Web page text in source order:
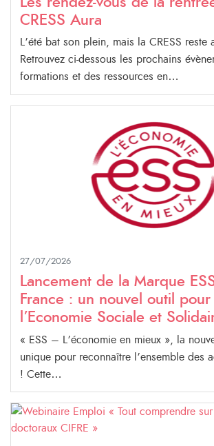
CRESS Aura
L’été bat son plein, mais la CRESS reste
Retrouvez ci-dessous les prochains
formations et des ressources en…
27/07/2026
Lancement de la Marque
France : un nouvel outil
l’Economie Sociale et
« ESS – L’économie en mieux », la
unique pour reconnaître l’ensemble des
! Cette…